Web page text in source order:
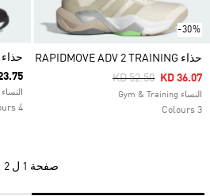
-30%
حذاء RAPIDMOVE ADV 2 TRAINING
Price Reduced
KD 52.50ToKD 36.07
النساء Gym & Training
3 Colours
حذاء DROPSET BASE TRAINING
4 Colours
صفحة 1 ل 2